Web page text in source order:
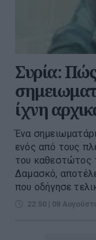
Συρία:
ίχνη
Ένα
ενός από τους
του καθεστώτος
Δαμασκό,
που οδήγησε
22:50 | 08